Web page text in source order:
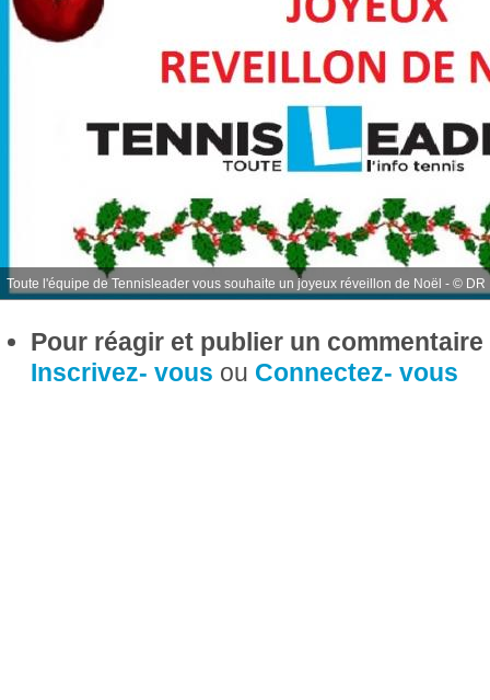
Toute l'équipe de Tennisleader vous souhaite un joyeux réveillon de Noël - © DR
Pour réagir et publier un
Inscrivez- vous ou Connectez- vous